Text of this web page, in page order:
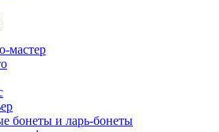
мастер
бонеты и ларь-бонеты